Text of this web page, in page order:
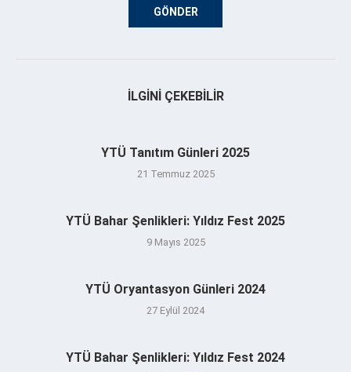
İLGINI ÇEKEBILIR
YTÜ Tanıtım Günleri 2025
21 Temmuz 2025
YTÜ Bahar Şenlikleri: Yıldız Fest 2025
9 Mayıs 2025
YTÜ Oryantasyon Günleri 2024
27 Eylül 2024
YTÜ Bahar Şenlikleri: Yıldız Fest 2024